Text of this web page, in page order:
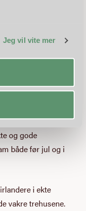
Jeg vil vite mer
og gode
både før jul og i
i ekte
vakre trehusene.